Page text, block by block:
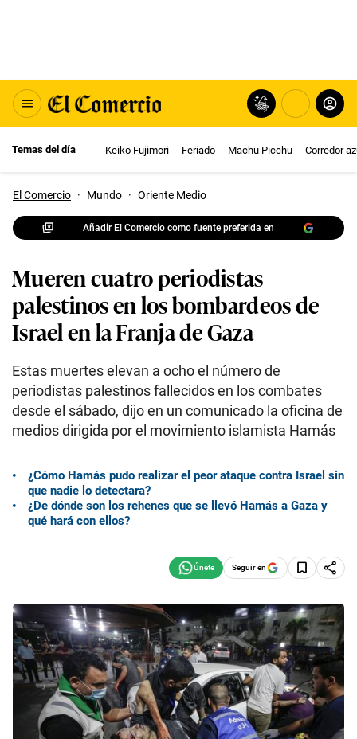
Temas del día Keiko Fujimori Feriado Machu Picchu Corredor
El Comercio · Mundo · Oriente Medio
Añadir El Comercio como fuente preferida en
Mueren cuatro periodistas
palestinos en los bombardeos de
Israel en la Franja de Gaza
Estas muertes elevan a ocho el número de
periodistas palestinos fallecidos en los combates
desde el sábado, dijo en un comunicado la oficina de
medios dirigida por el movimiento islamista Hamás
¿Cómo Hamás pudo realizar el peor ataque contra Israel sin
que nadie lo detectara?
¿De dónde son los rehenes que se llevó Hamás a Gaza y
qué hará con ellos?
Seguir en